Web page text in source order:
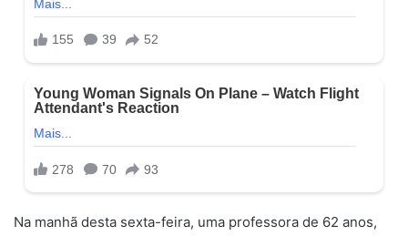
Na manhã desta sexta-feira, uma professora de 62 anos,